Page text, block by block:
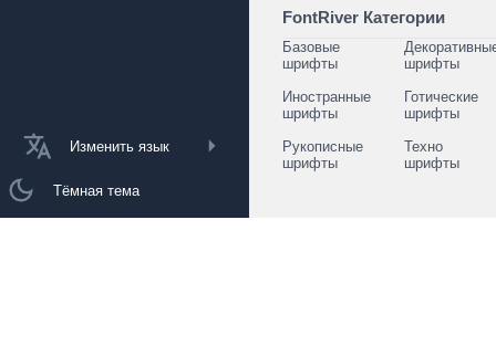
Изменить язык
Тёмная тема
FontRiver Категории
Базовые
шрифты
шрифты
Иностранные
шрифты
Готические
шрифты
Рукописные
шрифты
Техно
шрифты